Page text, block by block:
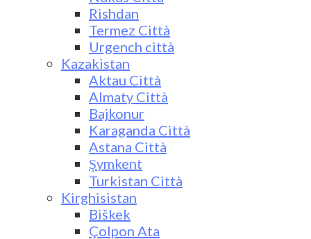
Rishdan
Termez Città
Urgench città
Kazakistan
Aktau Città
Almaty Città
Bajkonur
Karaganda Città
Astana Città
Şymkent
Turkistan Città
Kirghisistan
Biškek
Çolpon Ata